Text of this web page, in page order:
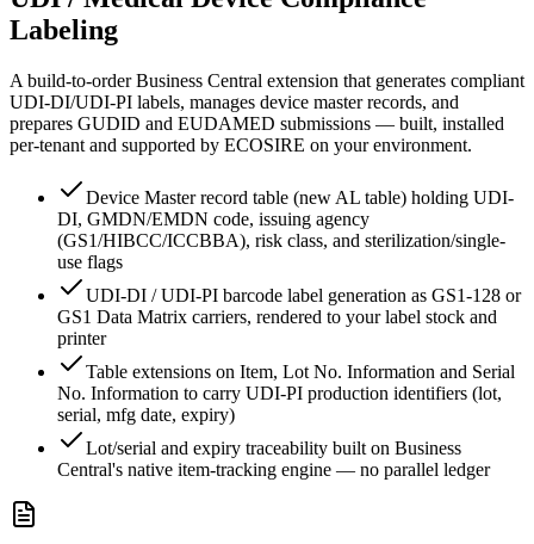
Labeling
A build-to-order Business Central extension that generates compliant
UDI-DI/UDI-PI labels, manages device master records, and
prepares GUDID and EUDAMED submissions — built, installed
per-tenant and supported by ECOSIRE on your environment.
Device Master record table (new AL table) holding UDI-
DI, GMDN/EMDN code, issuing agency
(GS1/HIBCC/ICCBBA), risk class, and sterilization/single-
use flags
UDI-DI / UDI-PI barcode label generation as GS1-128 or
GS1 Data Matrix carriers, rendered to your label stock and
printer
Table extensions on Item, Lot No. Information and Serial
No. Information to carry UDI-PI production identifiers (lot,
serial, mfg date, expiry)
Lot/serial and expiry traceability built on Business
Central's native item-tracking engine — no parallel ledger